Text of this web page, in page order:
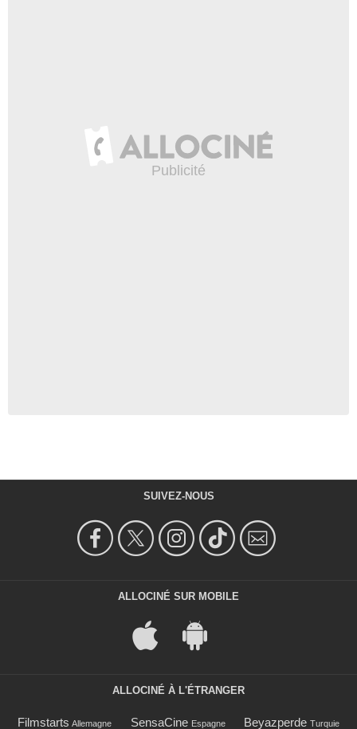
SUIVEZ-NOUS
ALLOCINÉ SUR MOBILE
ALLOCINÉ À L'ÉTRANGER
Filmstarts Allemagne SensaCine Espagne Beyazperde Turquie